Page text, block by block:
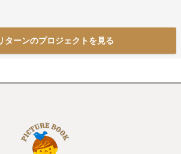
ターンのプロジェクトを見る